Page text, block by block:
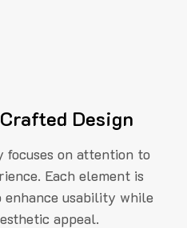
Design
focuses on attention to
Each element is
usability while
appeal.